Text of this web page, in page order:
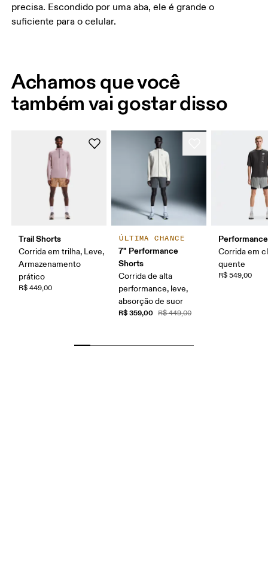
precisa. Escondido por uma aba, ele é grande o
suficiente para o celular.
Achamos que você
também vai gostar disso
Trail Shorts
Corrida em trilha, Leve,
Armazenamento
prático
R$ 449,00
ÚLTIMA CHANCE
7" Performance
Shorts
Corrida de alta
performance, leve,
absorção de suor
R$ 359,00 R$ 449,00
Corrida em
quente
R$ 549,00